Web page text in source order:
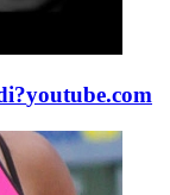
youtube.com